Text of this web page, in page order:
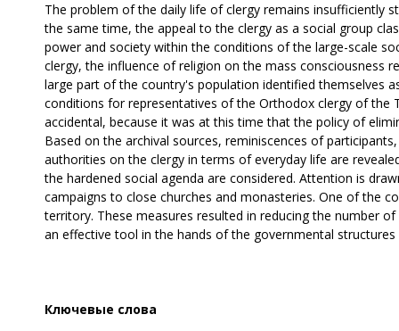
The problem of the daily life of clergy remains insufficiently
the same time, the appeal to the clergy as a social group
power and society within the conditions of the large-scale
clergy, the influence of religion on the mass consciousness
large part of the country's population identified themselves
conditions for representatives of the Orthodox clergy of the
accidental, because it was at this time that the policy of
Based on the archival sources, reminiscences of
authorities on the clergy in terms of everyday life are
the hardened social agenda are considered. Attention is
campaigns to close churches and monasteries. One of the
territory. These measures resulted in reducing the number
an effective tool in the hands of the governmental
Ключевые слова